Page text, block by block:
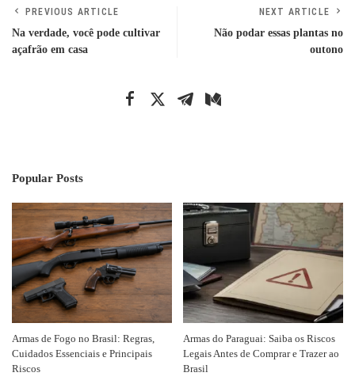
PREVIOUS ARTICLE
Na verdade, você pode cultivar
açafrão em casa
NEXT ARTICLE
Não podar essas plantas no
outono
Popular Posts
Armas de Fogo no Brasil: Regras,
Cuidados Essenciais e Principais
Riscos
Armas do Paraguai: Saiba os Riscos
Legais Antes de Comprar e Trazer ao
Brasil